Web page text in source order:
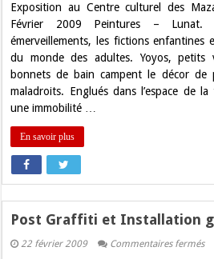
Exposition au Centre culturel des
Février 2009 Peintures – Lunat.
émerveillements, les fictions enfantines
du monde des adultes. Yoyos, petits
bonnets de bain campent le décor de
maladroits. Englués dans l’espace de
une immobilité …
En savoir plus
Post Graffiti et Installation
22 février 2009 Commentaires ferméssur